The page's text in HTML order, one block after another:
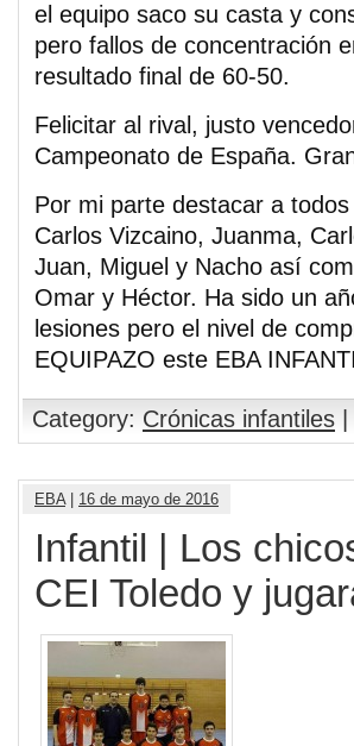
el equipo saco su casta y
pero fallos de concentración
resultado final de 60-50.
Felicitar al rival, justo
Campeonato de España.
Por mi parte destacar a
Carlos Vizcaino, Juanma,
Juan, Miguel y Nacho así
Omar y Héctor. Ha sido un
lesiones pero el nivel de
EQUIPAZO este EBA
Category: Crónicas infantiles
EBA| 16 de mayo de 2016
Infantil | Los
CEI Toledo y